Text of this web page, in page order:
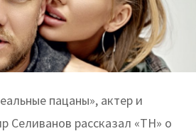
пацаны», актер и
Селиванов рассказал «ТН» о